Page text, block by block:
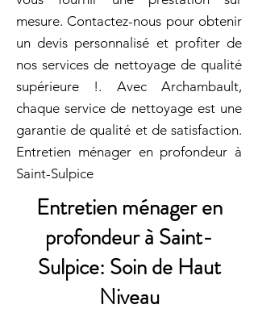
mesure. Contactez-nous pour obtenir
un devis personnalisé et profiter de
nos services de nettoyage de qualité
supérieure !. Avec Archambault,
chaque service de nettoyage est une
garantie de qualité et de satisfaction.
Entretien ménager en profondeur à
Saint-Sulpice
Entretien ménager en
profondeur à Saint-
Sulpice: Soin de Haut
Niveau